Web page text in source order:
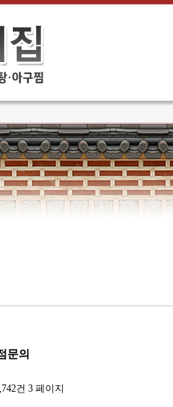
문의
건 3 페이지